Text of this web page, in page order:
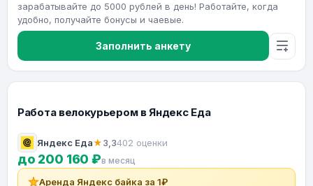
зарабатывайте до 5000 рублей в день! Работайте, когда
удобно, получайте бонусы и чаевые.
Заполнить анкету
Работа велокурьером в Яндекс Еда
Яндекс Еда★3,3402 оценки
до 200 160 ₽в месяц
Аренда Яндекс байка за 1₽